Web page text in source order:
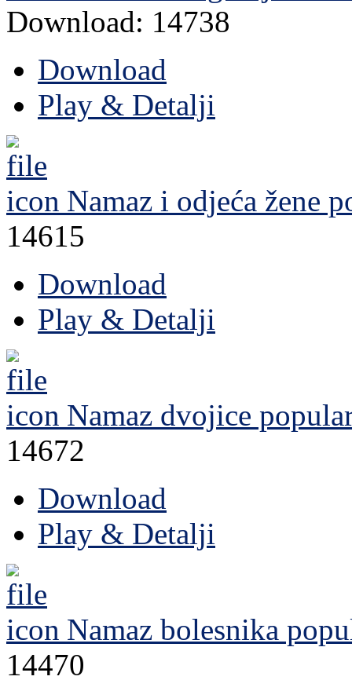
Download: 14738
Download
Play & Detalji
Namaz i odjeća žene
14615
Download
Play & Detalji
Namaz dvojice
14672
Download
Play & Detalji
Namaz bolesnika
14470